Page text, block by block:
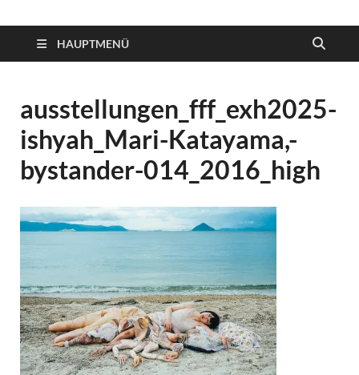
HAUPTMENÜ
ausstellungen_fff_exh2025-
ishyah_Mari-Katayama,-
bystander-014_2016_high